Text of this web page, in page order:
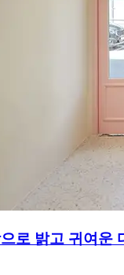
로 밝고 귀여운